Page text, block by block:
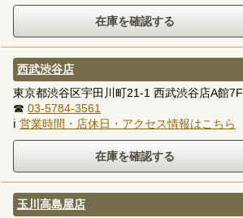
西武渋谷店
東京都渋谷区宇田川町21-1 西武渋谷店A館7F
☎ 03-5784-3561
ℹ 営業時間・店休日・アクセス情報はこちら
玉川高島屋店